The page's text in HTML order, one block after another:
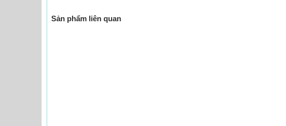
Sản phẩm liên quan